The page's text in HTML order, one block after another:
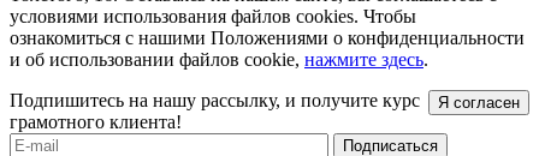
условиями использования файлов cookies. Чтобы
ознакомиться с нашими Положениями о конфиденциальности
и об использовании файлов cookie, нажмите здесь.
Я согласен
Подпишитесь на нашу рассылку, и получите курс
грамотного клиента!